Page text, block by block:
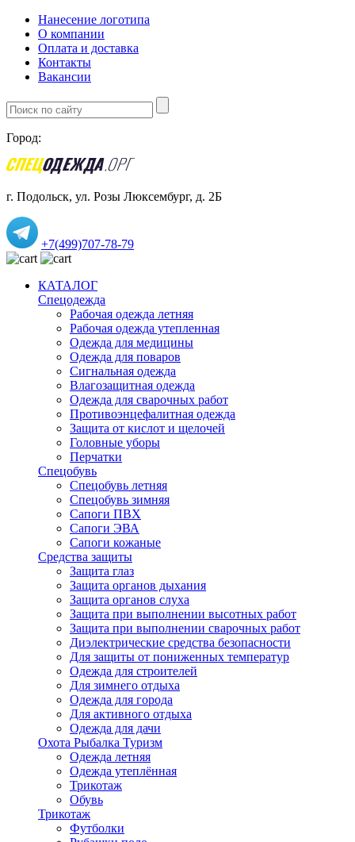
Нанесение логотипа
О компании
Оплата и доставка
Контакты
Вакансии
Город:
г. Подольск, ул. Розы Люксембург, д. 2Б
+7(499)707-78-79
КАТАЛОГ
Спецодежда
Рабочая одежда летняя
Рабочая одежда утепленная
Одежда для медицины
Одежда для поваров
Сигнальная одежда
Влагозащитная одежда
Одежда для сварочных работ
Противоэнцефалитная одежда
Защита от кислот и щелочей
Головные уборы
Перчатки
Спецобувь
Спецобувь летняя
Спецобувь зимняя
Сапоги ПВХ
Сапоги ЭВА
Сапоги кожаные
Средства защиты
Защита глаз
Защита органов дыхания
Защита органов слуха
Защита при выполнении высотных работ
Защита при выполнении сварочных работ
Диэлектрические средства безопасности
Для защиты от пониженных температур
Одежда для строителей
Для зимнего отдыха
Одежда для города
Для активного отдыха
Одежда для дачи
Охота Рыбалка Туризм
Одежда летняя
Одежда утеплённая
Трикотаж
Обувь
Трикотаж
Футболки